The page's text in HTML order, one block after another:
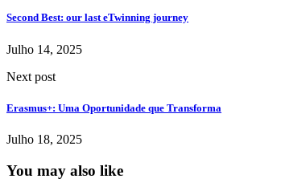
Second Best: our last eTwinning journey
Julho 14, 2025
Next post
Erasmus+: Uma Oportunidade que Transforma
Julho 18, 2025
You may also like